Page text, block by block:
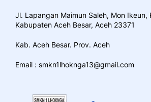
Jl. Lapangan Maimun Saleh, Mon Ikeun,
Kabupaten Aceh Besar, Aceh 23371
Kab. Aceh Besar. Prov. Aceh
Email : smkn1lhoknga13@gmail.com